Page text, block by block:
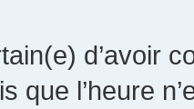
d’avoir
que l’heure